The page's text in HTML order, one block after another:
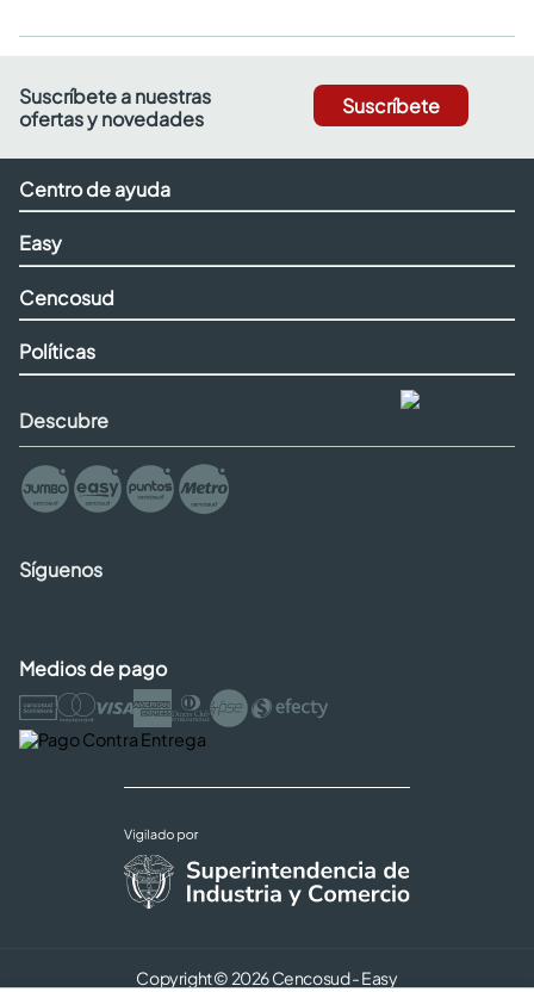
Suscríbete a nuestras
ofertas y novedades
Suscríbete
Centro de ayuda
Easy
Cencosud
Políticas
Descubre
Síguenos
Medios de pago
Copyright © 2026 Cencosud - Easy